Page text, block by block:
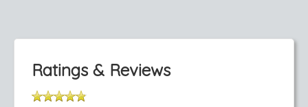
Ratings & Reviews